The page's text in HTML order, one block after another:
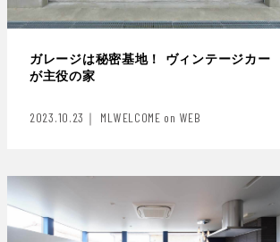
ガレージは秘密基地！ ヴィンテージカー
が主役の家
2023.10.23｜ MLWELCOME on WEB